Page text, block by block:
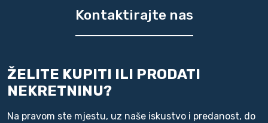
Kontaktirajte nas
ŽELITE KUPITI ILI PRODATI
NEKRETNINU?
Na pravom ste mjestu, uz naše iskustvo i predanost, do